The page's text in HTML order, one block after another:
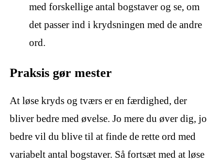
med forskellige antal bogstaver og se, om
det passer ind i krydsningen med de andre
ord.
Praksis gør mester
At løse kryds og tværs er en færdighed, der
bliver bedre med øvelse. Jo mere du øver dig, jo
bedre vil du blive til at finde de rette ord med
variabelt antal bogstaver. Så fortsæt med at løse